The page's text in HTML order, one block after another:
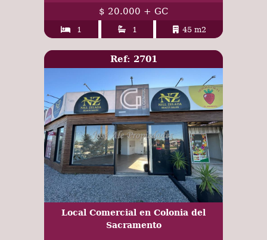
$ 20.000 + GC
1 1 45 m2
Ref: 2701
Local Comercial en Colonia del
Sacramento